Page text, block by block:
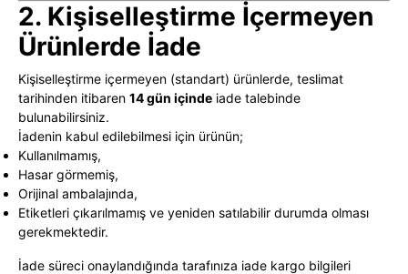
2. Kişiselleştirme İçermeyen
Ürünlerde İade
Kişiselleştirme içermeyen (standart) ürünlerde, teslimat
tarihinden itibaren 14 gün içinde iade talebinde
bulunabilirsiniz.
İadenin kabul edilebilmesi için ürünün;
Kullanılmamış,
Hasar görmemiş,
Orijinal ambalajında,
Etiketleri çıkarılmamış ve yeniden satılabilir durumda olması
gerekmektedir.
İade süreci onaylandığında tarafınıza iade kargo bilgileri